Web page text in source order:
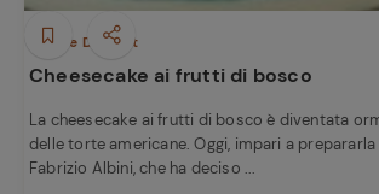
Dolci e Dessert
Cheesecake ai frutti di bosco
La cheesecake ai frutti di bosco è diventata
delle torte americane. Oggi, impari a
Fabrizio Albini, che ha deciso ...